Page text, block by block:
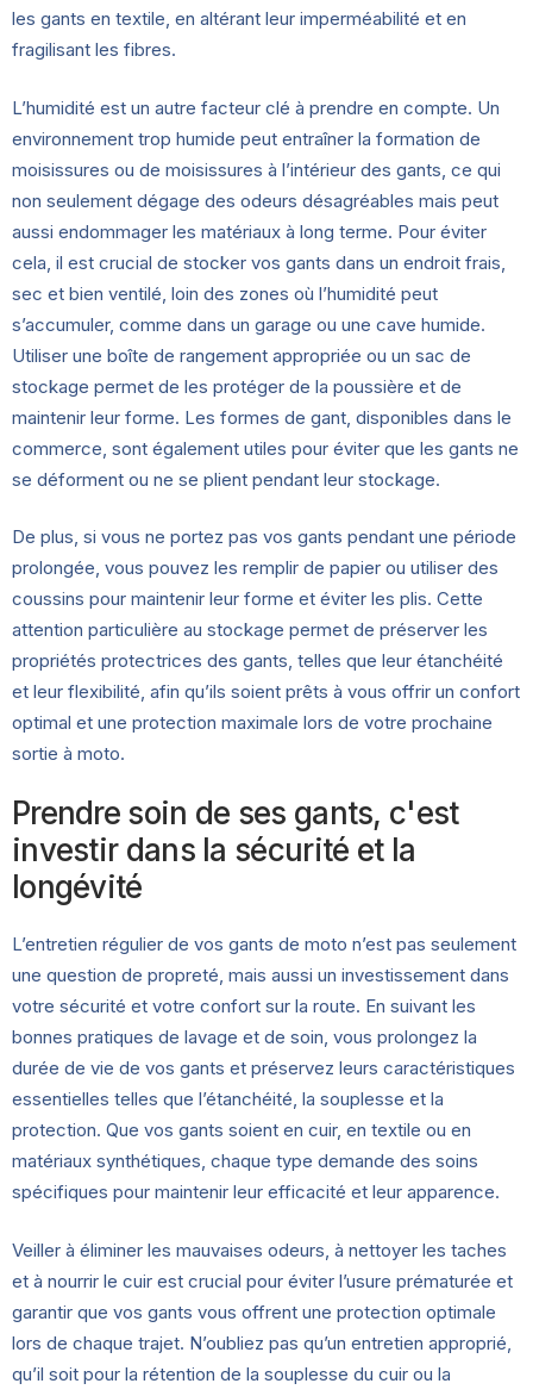
les gants en textile, en altérant leur imperméabilité et en
fragilisant les fibres.
L’humidité est un autre facteur clé à prendre en compte. Un
environnement trop humide peut entraîner la formation de
moisissures ou de moisissures à l’intérieur des gants, ce qui
non seulement dégage des odeurs désagréables mais peut
aussi endommager les matériaux à long terme. Pour éviter
cela, il est crucial de stocker vos gants dans un endroit frais,
sec et bien ventilé, loin des zones où l’humidité peut
s’accumuler, comme dans un garage ou une cave humide.
Utiliser une boîte de rangement appropriée ou un sac de
stockage permet de les protéger de la poussière et de
maintenir leur forme. Les formes de gant, disponibles dans le
commerce, sont également utiles pour éviter que les gants ne
se déforment ou ne se plient pendant leur stockage.
De plus, si vous ne portez pas vos gants pendant une période
prolongée, vous pouvez les remplir de papier ou utiliser des
coussins pour maintenir leur forme et éviter les plis. Cette
attention particulière au stockage permet de préserver les
propriétés protectrices des gants, telles que leur étanchéité
et leur flexibilité, afin qu’ils soient prêts à vous offrir un confort
optimal et une protection maximale lors de votre prochaine
sortie à moto.
Prendre soin de ses gants, c'est
investir dans la sécurité et la
longévité
L’entretien régulier de vos gants de moto n’est pas seulement
une question de propreté, mais aussi un investissement dans
votre sécurité et votre confort sur la route. En suivant les
bonnes pratiques de lavage et de soin, vous prolongez la
durée de vie de vos gants et préservez leurs caractéristiques
essentielles telles que l’étanchéité, la souplesse et la
protection. Que vos gants soient en cuir, en textile ou en
matériaux synthétiques, chaque type demande des soins
spécifiques pour maintenir leur efficacité et leur apparence.
Veiller à éliminer les mauvaises odeurs, à nettoyer les taches
et à nourrir le cuir est crucial pour éviter l’usure prématurée et
garantir que vos gants vous offrent une protection optimale
lors de chaque trajet. N’oubliez pas qu’un entretien approprié,
qu’il soit pour la rétention de la souplesse du cuir ou la